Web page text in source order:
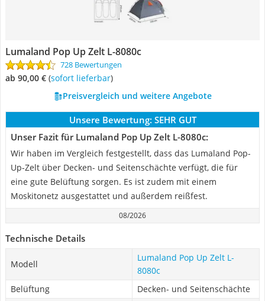
Lumaland Pop Up Zelt ‎L-8080c
728 Bewertungen
ab 90,00 € ( Sofort lieferbar)
Preisvergleich und weitere Angebote
Unsere Bewertung: SEHR GUT
Unser Fazit für Lumaland Pop Up Zelt ‎L-8080c:
Wir haben im Vergleich festgestellt, dass das Lumaland Pop-
Up-Zelt über Decken- und Seitenschächte verfügt, die für
eine gute Belüftung sorgen. Es ist zudem mit einem
Moskitonetz ausgestattet und außerdem reißfest.
08/2026
Technische Details
Modell
Lumaland Pop Up Zelt ‎L-
8080c
Belüftung
Decken- und Seitenschächte